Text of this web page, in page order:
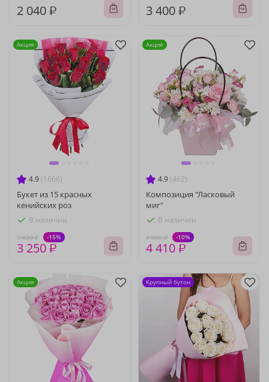
2 040 ₽ 3 400 ₽
4.9 (1666)
Букет из 15 красных
кенийских роз
В наличии
3 820 ₽ -15%
3 250 ₽
Акция
4.9 (462)
Композиция "Ласковый
миг"
В наличии
4 900 ₽ -10%
4 410 ₽
Акция
Акция Крупный бутон